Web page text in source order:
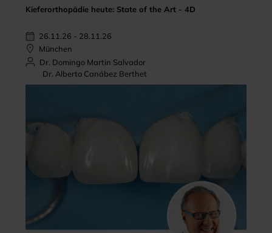
Kieferorthopädie heute: State of the Art - 4D
26.11.26 - 28.11.26
München
Dr. Domingo Martin Salvador
Dr. Alberto Canábez Berthet